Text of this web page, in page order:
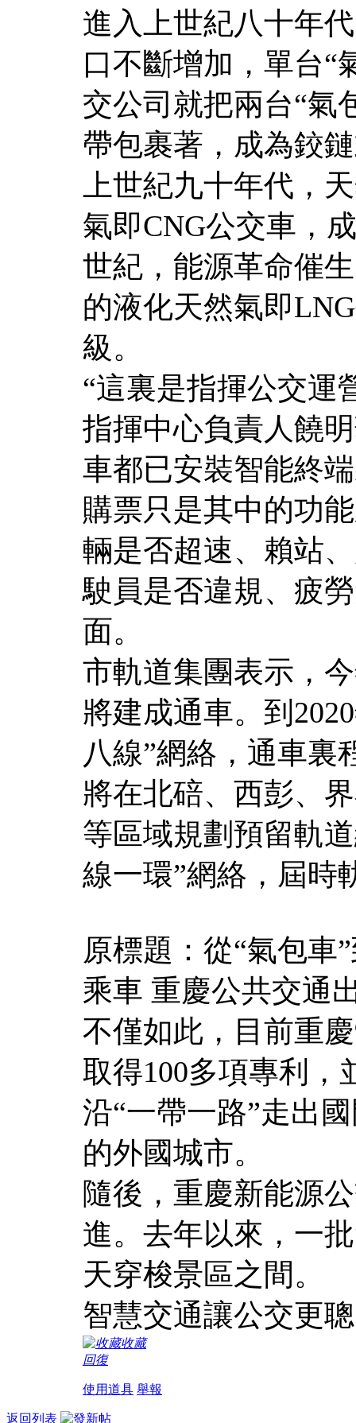
進入上世紀八十年
口不斷增加，單台“
交公司就把兩台“氣
帶包裹著，成為鉸
上世紀九十年代，
氣即CNG公交車，
世紀，能源革命催
的液化天然氣即
級。
“這裏是指揮公交運
指揮中心負責人饒
車都已安裝智能終
購票只是其中的功
輛是否超速、賴站
駛員是否違規、疲
面。
市軌道集團表示，
將建成通車。到
八線”網絡，通車裏
將在北碚、西彭、
等區域規劃預留軌
線一環”網絡，屆時
原標題：從“氣包車
乘車 重慶公共交通
不僅如此，目前重
取得100多項專利，
沿“一帶一路”走出
的外國城市。
隨後，重慶新能源
進。去年以來，一
天穿梭景區之間。
智慧交通讓公交更
收藏
回復
使用道具 舉報
返回列表